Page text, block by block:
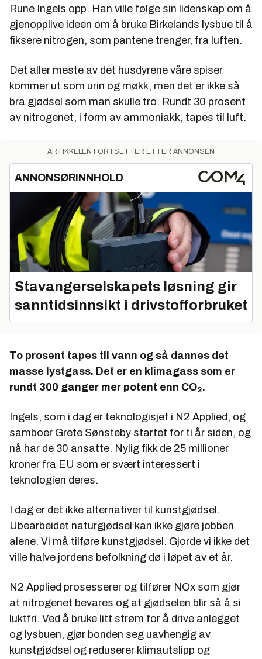
Rune Ingels opp. Han ville følge sin lidenskap om å
gjenopplive ideen om å bruke Birkelands lysbue til å
fiksere nitrogen, som pantene trenger, fra luften.
Det aller meste av det husdyrene våre spiser
kommer ut som urin og møkk, men det er ikke så
bra gjødsel som man skulle tro. Rundt 30 prosent
av nitrogenet, i form av ammoniakk, tapes til luft.
ARTIKKELEN FORTSETTER ETTER ANNONSEN
ANNONSØRINNHOLD
Stavangerselskapets løsning gir
sanntidsinnsikt i drivstofforbruket
To prosent tapes til vann og så dannes det
masse lystgass. Det er en klimagass som er
rundt 300 ganger mer potent enn CO2.
Ingels, som i dag er teknologisjef i N2 Applied, og
samboer Grete Sønsteby startet for ti år siden, og
nå har de 30 ansatte. Nylig fikk de 25 millioner
kroner fra EU som er svært interessert i
teknologien deres.
I dag er det ikke alternativer til kunstgjødsel.
Ubearbeidet naturgjødsel kan ikke gjøre jobben
alene. Vi må tilføre kunstgjødsel. Gjorde vi ikke det
ville halve jordens befolkning dø i løpet av et år.
N2 Applied prosesserer og tilfører NOx som gjør
at nitrogenet bevares og at gjødselen blir så å si
luktfri. Ved å bruke litt strøm for å drive anlegget
og lysbuen, gjør bonden seg uavhengig av
kunstgjødsel og reduserer klimautslipp og